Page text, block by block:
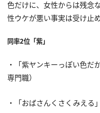
色だけに、女性からは残念
性ウケが悪い事実は受け止
同率2位「紫」
・「紫ヤンキーっぽい色だ
専門職）
・「おばさんくさくみえる